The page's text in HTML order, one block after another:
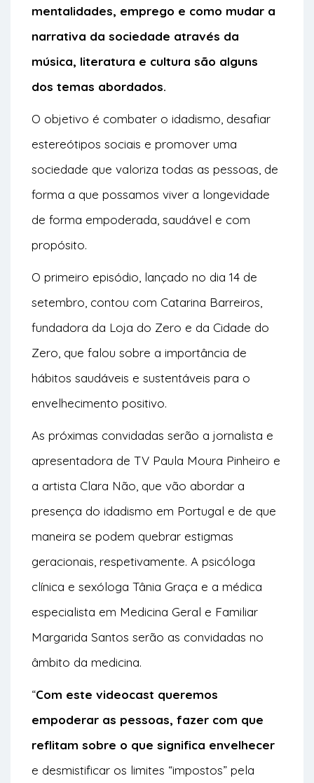
mentalidades, emprego e como mudar a
narrativa da sociedade através da
música, literatura e cultura são alguns
dos temas abordados.
O objetivo é combater o idadismo, desafiar
estereótipos sociais e promover uma
sociedade que valoriza todas as pessoas, de
forma a que possamos viver a longevidade
de forma empoderada, saudável e com
propósito.
O primeiro episódio, lançado no dia 14 de
setembro, contou com Catarina Barreiros,
fundadora da Loja do Zero e da Cidade do
Zero, que falou sobre a importância de
hábitos saudáveis e sustentáveis para o
envelhecimento positivo.
As próximas convidadas serão a jornalista e
apresentadora de TV Paula Moura Pinheiro e
a artista Clara Não, que vão abordar a
presença do idadismo em Portugal e de que
maneira se podem quebrar estigmas
geracionais, respetivamente. A psicóloga
clínica e sexóloga Tânia Graça e a médica
especialista em Medicina Geral e Familiar
Margarida Santos serão as convidadas no
âmbito da medicina.
“Com este videocast queremos
empoderar as pessoas, fazer com que
reflitam sobre o que significa envelhecer
e desmistificar os limites “impostos” pela